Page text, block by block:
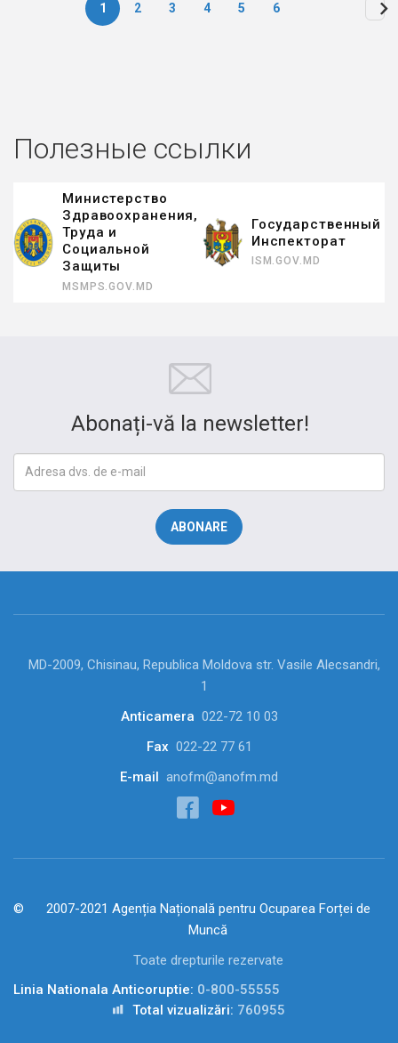
Нумерация
1 2 3 4 5 6
Полезные ссылки
Министерство
Здравоохранения,
Труда и
Социальной
Защиты
MSMPS.GOV.MD
Государственный
Инспекторат
ISM.GOV.MD
Abonați-vă la newsletter!
MD-2009, Chisinau, Republica Moldova str. Vasile Alecsandri,
1
Anticamera 022-72 10 03
Fax 022-22 77 61
E-mail anofm@anofm.md
2007-2021 Agenția Națională pentru Ocuparea Forței de
Muncă
Toate drepturile rezervate
Linia Nationala Anticoruptie: 0-800-55555
Total vizualizări: 760955